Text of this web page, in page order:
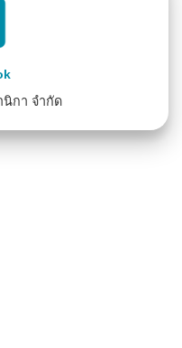
นิกา จำกัด